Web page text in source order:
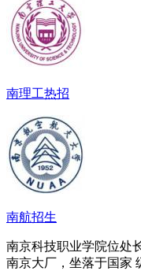
南理工热招
南航招生
南京科技职业学院位
南京大厂，坐落于国家